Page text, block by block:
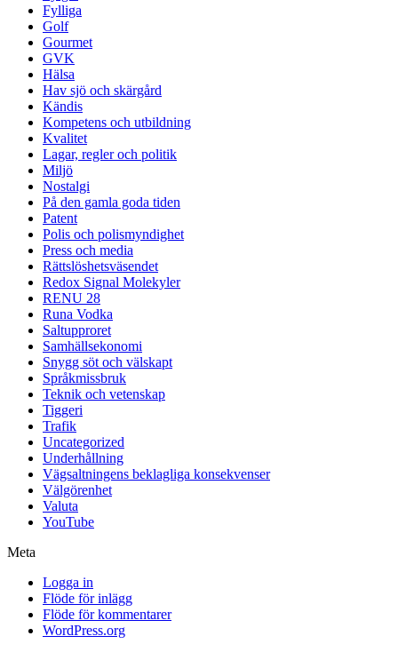
Fylliga
Golf
Gourmet
GVK
Hälsa
Hav sjö och skärgård
Kändis
Kompetens och utbildning
Kvalitet
Lagar, regler och politik
Miljö
Nostalgi
På den gamla goda tiden
Patent
Polis och polismyndighet
Press och media
Rättslöshetsväsendet
Redox Signal Molekyler
RENU 28
Runa Vodka
Saltupproret
Samhällsekonomi
Snygg söt och välskapt
Språkmissbruk
Teknik och vetenskap
Tiggeri
Trafik
Uncategorized
Underhållning
Vägsaltningens beklagliga konsekvenser
Välgörenhet
Valuta
YouTube
Meta
Logga in
Flöde för inlägg
Flöde för kommentarer
WordPress.org